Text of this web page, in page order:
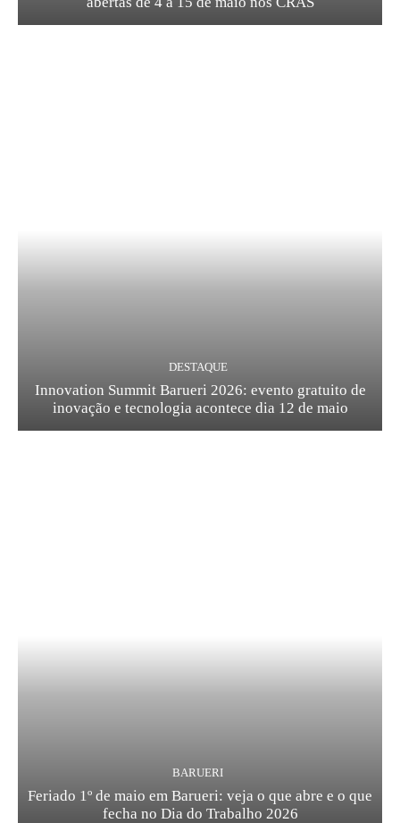
DESTAQUE
Innovation Summit Barueri 2026: evento gratuito de
inovação e tecnologia acontece dia 12 de maio
BARUERI
Feriado 1º de maio em Barueri: veja o que abre e o que
fecha no Dia do Trabalho 2026